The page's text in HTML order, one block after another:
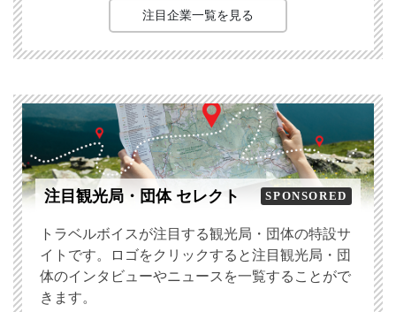
注目企業一覧を見る
注目観光局・団体 セレクト SPONSORED
トラベルボイスが注目する観光局・団体の特設サ
イトです。ロゴをクリックすると注目観光局・団
体のインタビューやニュースを一覧することがで
きます。